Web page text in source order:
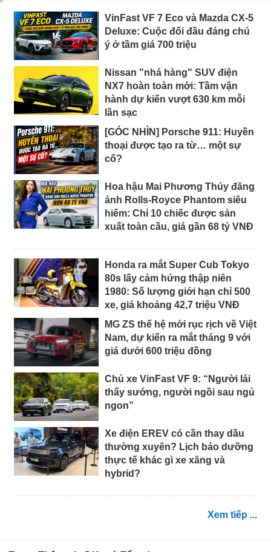
VinFast VF 7 Eco và Mazda CX-5
Deluxe: Cuộc đối đầu đáng chú
ý ở tầm giá 700 triệu
Nissan "nhá hàng" SUV điện
NX7 hoàn toàn mới: Tầm vận
hành dự kiến vượt 630 km mỗi
lần sạc
[GÓC NHÌN] Porsche 911: Huyền
thoại được tạo ra từ… một sự
cố?
Hoa hậu Mai Phương Thúy đăng
ảnh Rolls-Royce Phantom siêu
hiếm: Chỉ 10 chiếc được sản
xuất toàn cầu, giá gần 68 tỷ VNĐ
Honda ra mắt Super Cub Tokyo
80s lấy cảm hứng thập niên
1980: Số lượng giới hạn chỉ 500
xe, giá khoảng 42,7 triệu VNĐ
MG ZS thế hệ mới rục rịch về Việt
Nam, dự kiến ra mắt tháng 9 với
giá dưới 600 triệu đồng
Chủ xe VinFast VF 9: “Người lái
thấy sướng, người ngồi sau ngủ
ngon”
Xe điện EREV có cần thay dầu
thường xuyên? Lịch bảo dưỡng
thực tế khác gì xe xăng và
hybrid?
Xem tiếp ...